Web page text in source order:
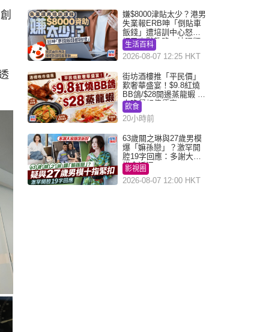
嫌$8000津貼太少？港男
失業報ERB呻「倒貼車
飯錢」遭培訓中心怒轟
網民幽默教路：揀呢類
課程唔會蝕...
生活百科
2026-08-07 12:25 HKT
街坊酒樓推「平民價」
歎奢華盛宴！$9.8紅燒
BB鴿/$28開邊蒸龍蝦 3
大晚餐超值優惠
飲食
20小時前
63歲關之琳與27歲男模
爆「嫲孫戀」？激罕開
腔19字回應：多謝大家
掛念近況
影視圈
2026-08-07 12:00 HKT